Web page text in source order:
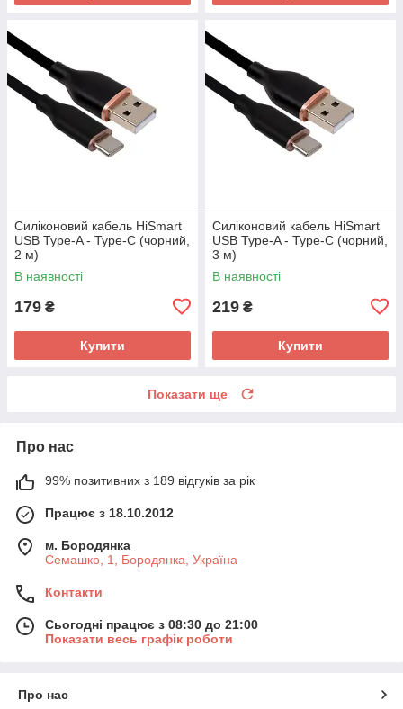
Силіконовий кабель HiSmart
USB Type-A - Type-C (чорний,
2 м)
В наявності
179 ₴
Купити
Силіконовий кабель HiSmart
USB Type-A - Type-C (чорний,
3 м)
В наявності
219 ₴
Купити
Показати ще
Про нас
99% позитивних з 189 відгуків за рік
Працює з 18.10.2012
м. Бородянка
Семашко, 1, Бородянка, Україна
Контакти
Сьогодні працює з 08:30 до 21:00
Показати весь графік роботи
Про нас